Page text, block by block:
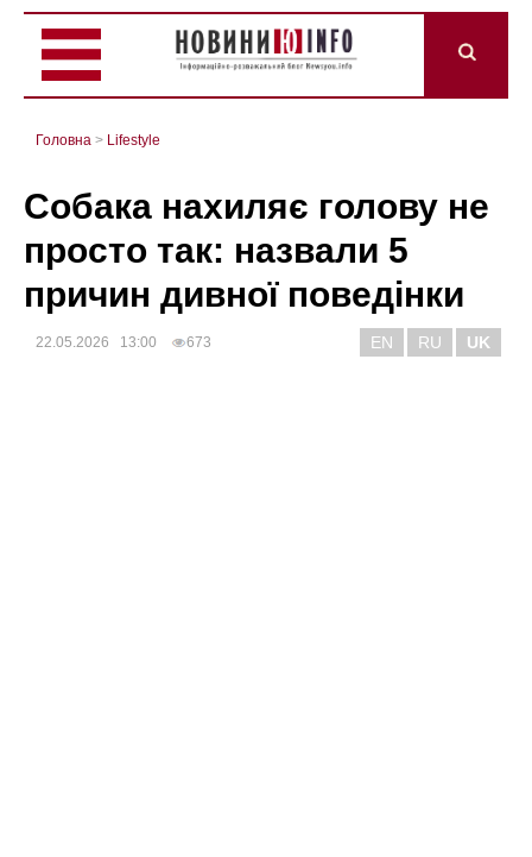
Головна > Lifestyle
Собака нахиляє голову не
просто так: назвали 5
причин дивної поведінки
22.05.2026 13:00 673 EN RU UK